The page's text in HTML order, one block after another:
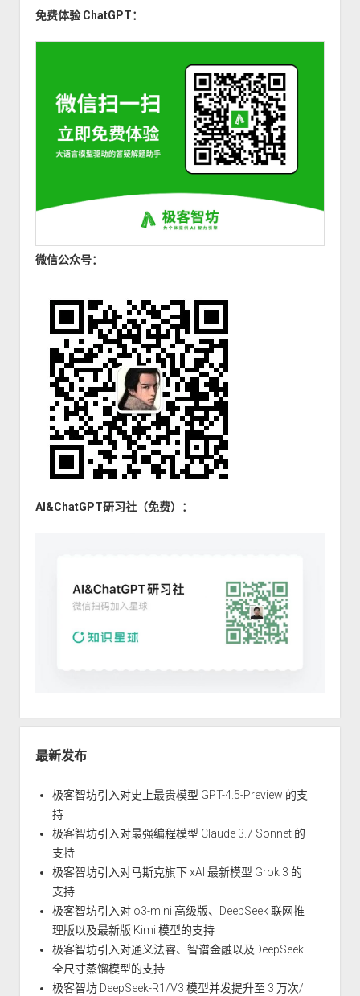
法
免费体验 ChatGPT：
微信公众号：
AI&ChatGPT研习社（免费）：
最新发布
极客智坊引入对史上最贵模型 GPT-4.5-Preview 的支
持
极客智坊引入对最强编程模型 Claude 3.7 Sonnet 的
支持
极客智坊引入对马斯克旗下 xAI 最新模型 Grok 3 的
支持
极客智坊引入对 o3-mini 高级版、DeepSeek 联网推
理版以及最新版 Kimi 模型的支持
极客智坊引入对通义法睿、智谱金融以及DeepSeek
全尺寸蒸馏模型的支持
极客智坊 DeepSeek-R1/V3 模型并发提升至 3 万次/